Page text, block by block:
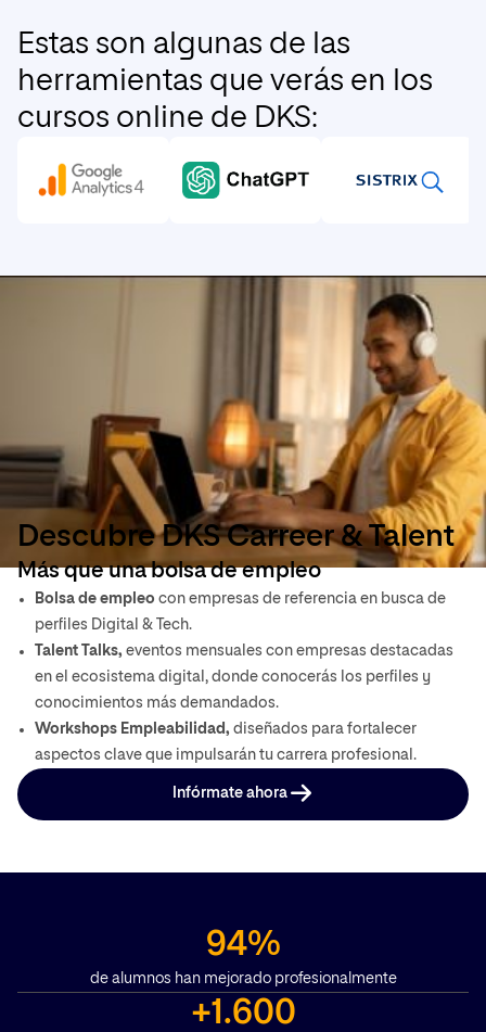
Estas son algunas de las
herramientas que verás en los
cursos online de DKS:
Descubre DKS Carreer & Talent
Más que una bolsa de empleo
Bolsa de empleo con empresas de referencia en busca de
perfiles Digital & Tech.
Talent Talks, eventos mensuales con empresas destacadas
en el ecosistema digital, donde conocerás los perfiles y
conocimientos más demandados.
Workshops Empleabilidad, diseñados para fortalecer
aspectos clave que impulsarán tu carrera profesional.
Infórmate ahora
94%
de alumnos han mejorado profesionalmente
+1.600